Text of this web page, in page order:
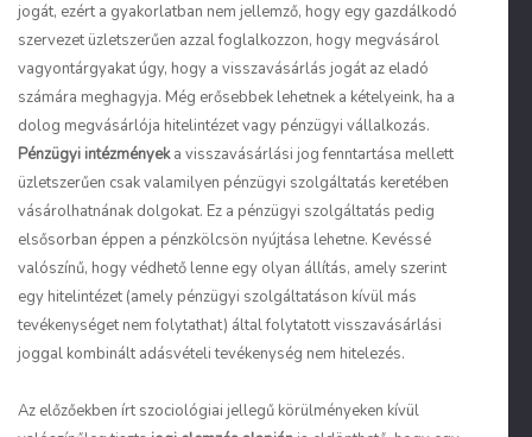
jogát, ezért a gyakorlatban nem jellemző, hogy egy gazdálkodó
szervezet üzletszerűen azzal foglalkozzon, hogy megvásárol
vagyontárgyakat úgy, hogy a visszavásárlás jogát az eladó
számára meghagyja. Még erősebbek lehetnek a kételyeink, ha a
dolog megvásárlója hitelintézet vagy pénzügyi vállalkozás.
Pénzügyi intézményeka visszavásárlási jog fenntartása mellett
üzletszerűen csak valamilyen pénzügyi szolgáltatás keretében
vásárolhatnának dolgokat. Ez a pénzügyi szolgáltatás pedig
elsősorban éppen a pénzkölcsön nyújtása lehetne. Kevéssé
valószínű, hogy védhető lenne egy olyan állítás, amely szerint
egy hitelintézet (amely pénzügyi szolgáltatáson kívül más
tevékenységet nem folytathat) által folytatott visszavásárlási
joggal kombinált adásvételi tevékenység nem hitelezés.
Az előzőekben írt szociológiai jellegű körülményeken kívül